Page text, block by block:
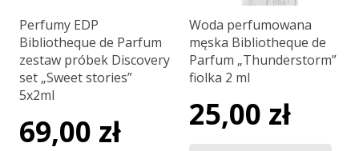
Perfumy EDP
Bibliotheque de Parfum
zestaw próbek Discovery
set „Sweet stories”
5x2ml
69,00 zł
Woda perfumowana
męska Bibliotheque de
Parfum „Thunderstorm”
fiolka 2 ml
25,00 zł